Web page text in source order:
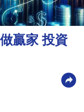
贏家 投資